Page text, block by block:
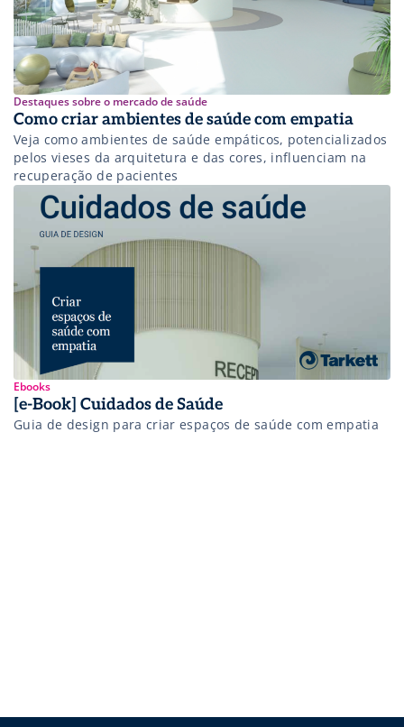
Destaques sobre o mercado de saúde
Como criar ambientes de saúde com empatia
Veja como ambientes de saúde empáticos, potencializados
pelos vieses da arquitetura e das cores, influenciam na
recuperação de pacientes
Ebooks
[e-Book] Cuidados de Saúde
Guia de design para criar espaços de saúde com empatia